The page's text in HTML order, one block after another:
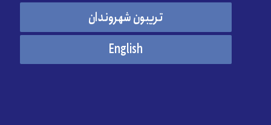
تریبون شهروندان
English